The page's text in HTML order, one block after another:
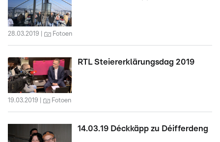
28.03.2019 Fotoen
RTL Steiererklärungsdag 2019
19.03.2019 Fotoen
14.03.19 Déckkäpp zu Déifferdeng